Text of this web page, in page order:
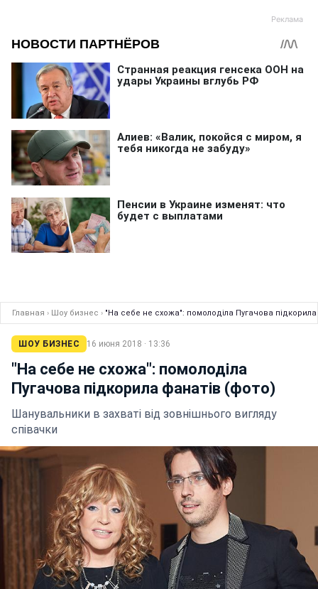
Главная › Шоу бизнес › "На себе не схожа": помолоділа Пугачова
ШОУ БИЗНЕС 16 июня 2018 · 13:36
"На себе не схожа": помолоділа
Пугачова підкорила фанатів (фото)
Шанувальники в захваті від зовнішнього вигляду
співачки